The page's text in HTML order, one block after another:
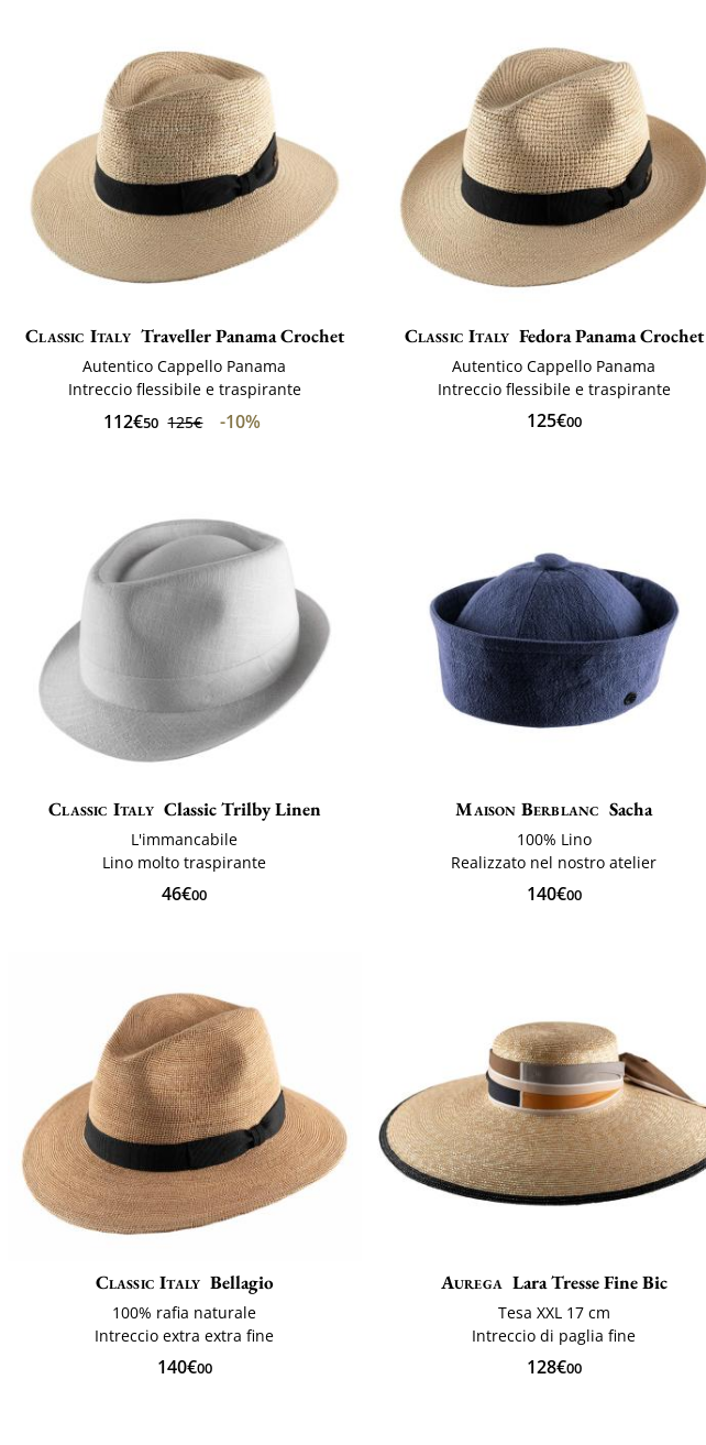
Classic Italy Traveller Panama Crochet
Autentico Cappello Panama
Intreccio flessibile e traspirante
112€50 125€ -10%
Classic Italy Fedora Panama Crochet
Autentico Cappello Panama
Intreccio flessibile e traspirante
125€00
Classic Italy Classic Trilby Linen
L'immancabile
Lino molto traspirante
46€00
Maison Berblanc Sacha
100% Lino
Realizzato nel nostro atelier
140€00
Classic Italy Bellagio
100% rafia naturale
Intreccio extra extra fine
140€00
Aurega Lara Tresse Fine Bic
Tesa XXL 17 cm
Intreccio di paglia fine
128€00